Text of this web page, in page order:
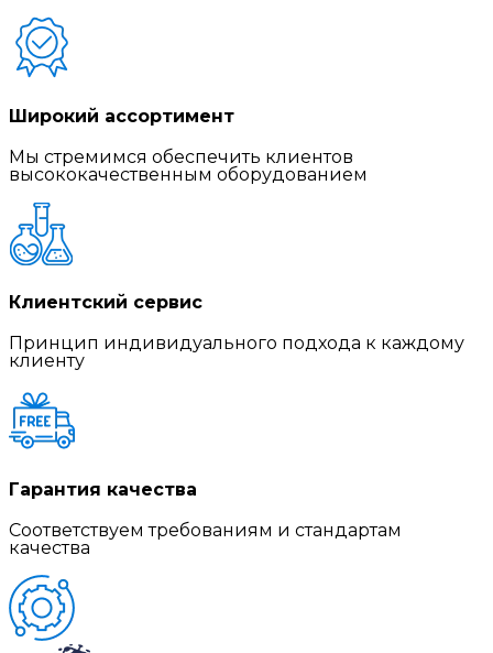
Широкий ассортимент
Мы стремимся обеспечить клиентов
высококачественным оборудованием
Клиентский сервис
Принцип индивидуального подхода к каждому
клиенту
Гарантия качества
Соответствуем требованиям и стандартам
качества